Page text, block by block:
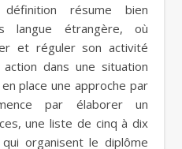
résume bien
langue étrangère, où
et réguler son activité
dans une situation
place une approche par
par élaborer un
une liste de cinq à dix
organisent le diplôme